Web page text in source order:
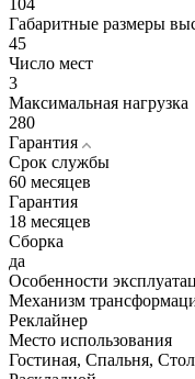
104
Габаритные размеры
45
Число мест
3
Максимальная нагрузка
280
Гарантия
Срок службы
60 месяцев
Гарантия
18 месяцев
Сборка
да
Особенности
Механизм
Реклайнер
Место использования
Гостиная, Спальня,